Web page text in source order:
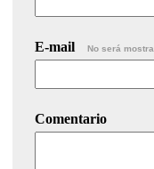
E-mail No será
Comentario